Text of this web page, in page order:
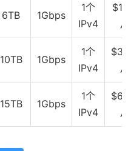
6TB 1Gbps
1个
IPv4
月
10TB 1Gbps
1个
IPv4
月
15TB 1Gbps
1个
IPv4
月